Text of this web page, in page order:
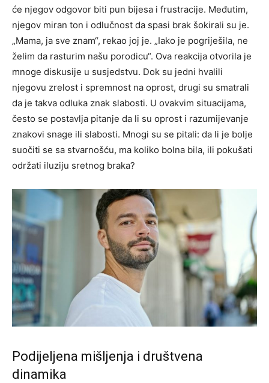
će njegov odgovor biti pun bijesa i frustracije. Međutim,
njegov miran ton i odlučnost da spasi brak šokirali su je.
„Mama, ja sve znam“, rekao joj je. „Iako je pogriješila, ne
želim da rasturim našu porodicu“. Ova reakcija otvorila je
mnoge diskusije u susjedstvu. Dok su jedni hvalili
njegovu zrelost i spremnost na oprost, drugi su smatrali
da je takva odluka znak slabosti. U ovakvim situacijama,
često se postavlja pitanje da li su oprost i razumijevanje
znakovi snage ili slabosti. Mnogi su se pitali: da li je bolje
suočiti se sa stvarnošću, ma koliko bolna bila, ili pokušati
održati iluziju sretnog braka?
Podijeljena mišljenja i društvena
dinamika